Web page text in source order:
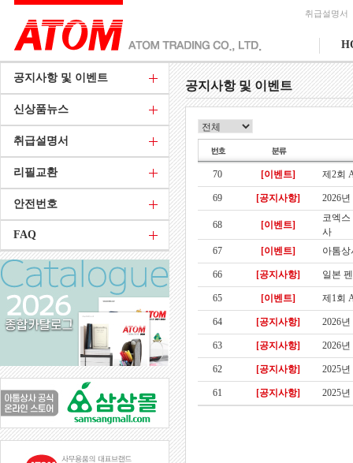
취급설명서
공지사항 및 이벤트
신상품뉴스
취급설명서
리필교환
안전번호
FAQ
공지사항 및 이벤트
70 [이벤트] 제2회
69 [공지사항] 2026
68 [이벤트]
코엑
사
67
[이벤트] 아톰상
66 [공지사항] 일본
65 [이벤트] 제1회
64 [공지사항] 2026
63 [공지사항] 2026
62 [공지사항] 2025
61 [공지사항] 2025